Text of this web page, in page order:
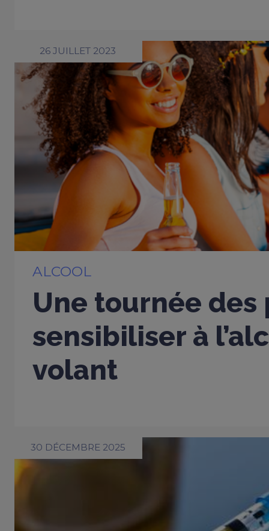
26 JUILLET 2023
ALCOOL
Une tournée des
sensibiliser à
volant
30 DÉCEMBRE 2025